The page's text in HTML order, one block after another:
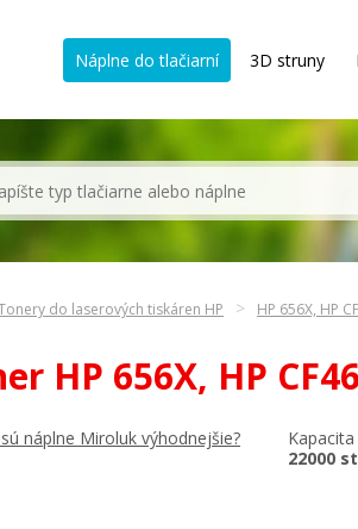
Náplne do tlačiarní 3D struny
do laserových tiskáren HP HP 656X, HP
HP 656X, HP
náplne Miroluk výhodnejšie?
22000